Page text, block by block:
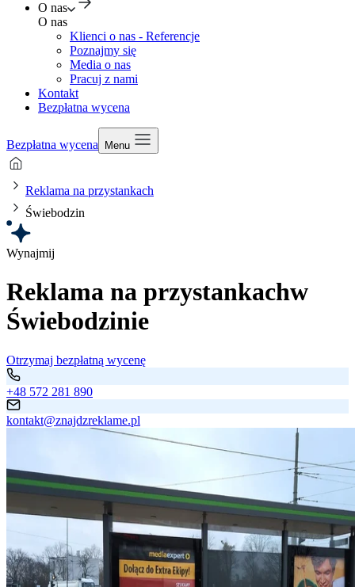
O nas
O nas
Klienci o nas - Referencje
Poznajmy się
Media o nas
Pracuj z nami
Kontakt
Bezpłatna wycena
Bezpłatna wycena Menu
Reklama na przystankach
Świebodzin
Wynajmij
Reklama na przystankachw
Świebodzinie
Otrzymaj bezpłatną wycenę
+48 572 281 890
kontakt@znajdzreklame.pl